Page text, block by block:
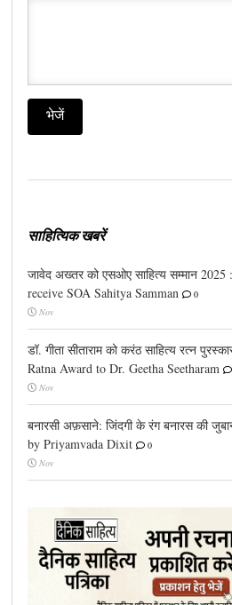
साहित्यिक खबरें
जावेद अख्तर को एसओए साहित्य सम्मान
receive SOA Sahitya Samman
0
Nov
डॉ. गीता सीताराम को करंठ साहित्य रत्न
Ratna Award to Dr. Geetha Seetharam
Nov
बनारसी अफ़साने: जिंदगी के रंग बनारस की
by Priyamvada Dixit
0
Nov